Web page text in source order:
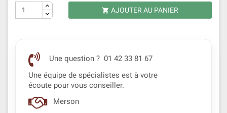
 AJOUTER AU PANIER
Une question ? 01 42 33 81 67
Une équipe de spécialistes est à votre
écoute pour vous conseiller.
Merson